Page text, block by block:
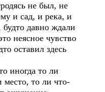
не был, не
и сад, и река, и
давно ждали
неясное чувство
оставил здесь
иногда то ли
место, то ли что-